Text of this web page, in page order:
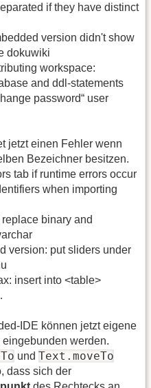
if they have distinct
version didn't show
dokuwiki
workspace:
and ddl-statements
password“ user
jetzt einen Fehler wenn
Bezeichner besitzen.
tab if runtime errors occur
when importing
binary and
version: put sliders under
insert into <table>
IDE können jetzt eigene
werden.
und Text.moveTo
dass sich der